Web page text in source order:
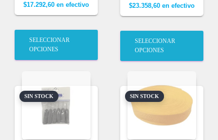
$17.292,60en efectivo
SELECCIONAR
OPCIONES
$23.358,60 en efectivo
SELECCIONAR
OPCIONES
SIN STOCK SIN STOCK